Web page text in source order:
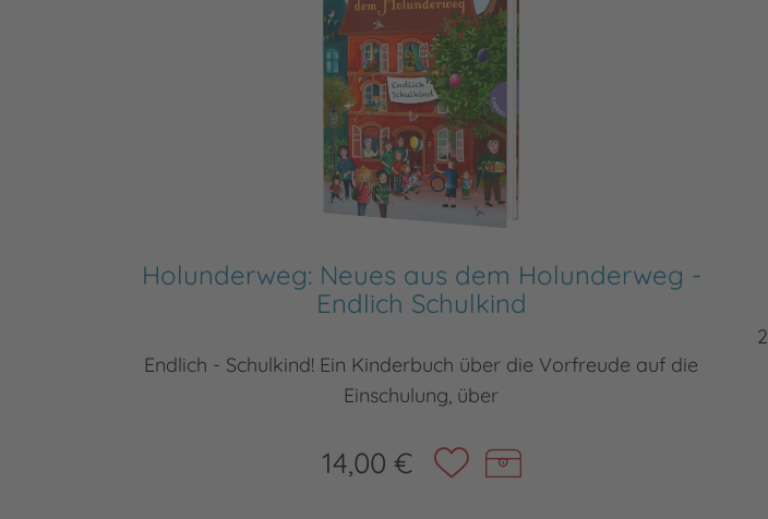
Holunderweg: Neues aus dem Holunderweg -
Endlich Schulkind
Endlich - Schulkind! Ein Kinderbuch über die Vorfreude auf die
Einschulung, über
14,00 €